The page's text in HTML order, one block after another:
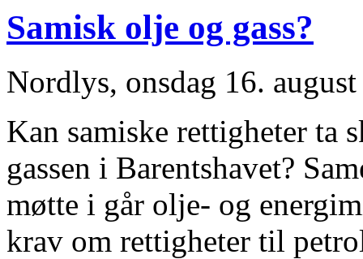
Samisk olje og gass?
Nordlys, onsdag 16.
Kan samiske rettigheter
gassen i Barentshavet?
møtte i går olje- og
krav om rettigheter til